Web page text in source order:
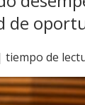
de
tiempo de